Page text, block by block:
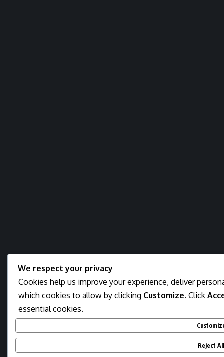
We respect your privacy
Cookies help us improve your experience, deliver
which cookies to allow by clicking Customize. Click
essential cookies.
Reject